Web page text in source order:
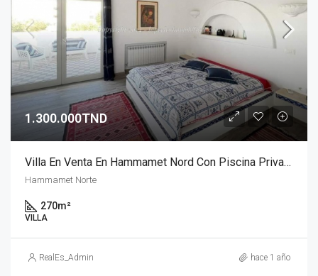
1.300.000TND
Villa En Venta En Hammamet Nord Con Piscina Privada Y Jardin
Hammamet Norte
270m²
VILLA
RealEs_Admin hace 1 año